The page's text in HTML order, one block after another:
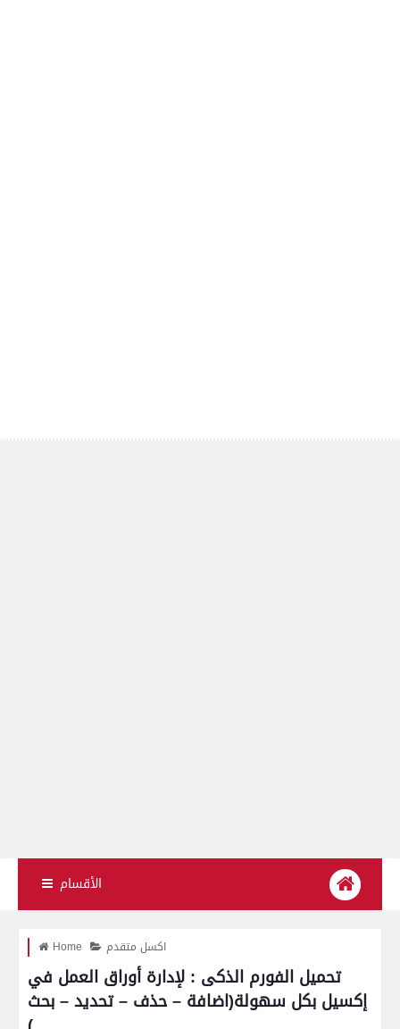
الأقسام
Home اكسل متقدم
تحميل الفورم الذكى : لإدارة أوراق العمل في
إكسيل بكل سهولة(اضافة – حذف – تحديد – بحث